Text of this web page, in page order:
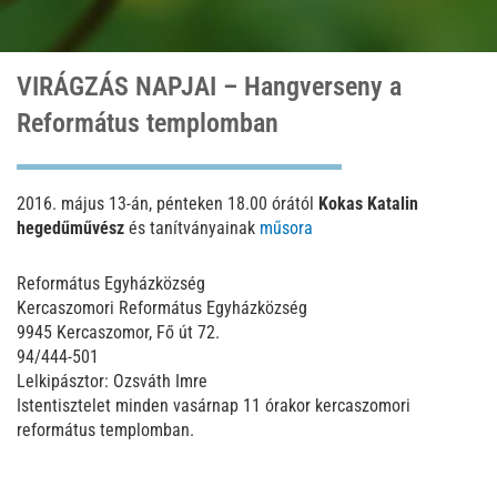
VIRÁGZÁS NAPJAI – Hangverseny a
Református templomban
2016. május 13-án, pénteken 18.00 órától Kokas Katalin
hegedűművész és tanítványainak műsora
Református Egyházközség
Kercaszomori Református Egyházközség
9945 Kercaszomor, Fő út 72.
94/444-501
Lelkipásztor: Ozsváth Imre
Istentisztelet minden vasárnap 11 órakor kercaszomori
református templomban.